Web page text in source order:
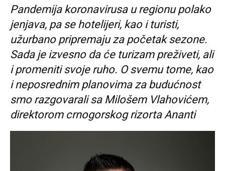
Pandemija koronavirusa u regionu polako
jenjava, pa se hotelijeri, kao i turisti,
užurbano pripremaju za početak sezone.
Sada je izvesno da će turizam preživeti, ali
i promeniti svoje ruho. O svemu tome, kao
i neposrednim planovima za budućnost
smo razgovarali sa Milošem Vlahovićem,
direktorom crnogorskog rizorta Ananti